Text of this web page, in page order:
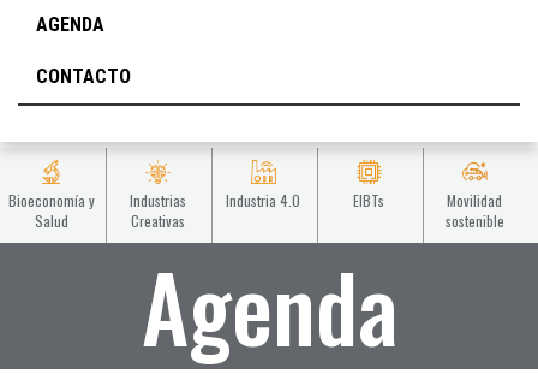
AGENDA
CONTACTO
Bioeconomía y
Salud
Industrias
Creativas
Industria 4.0 EIBTs
Movilidad
sostenible
Agenda